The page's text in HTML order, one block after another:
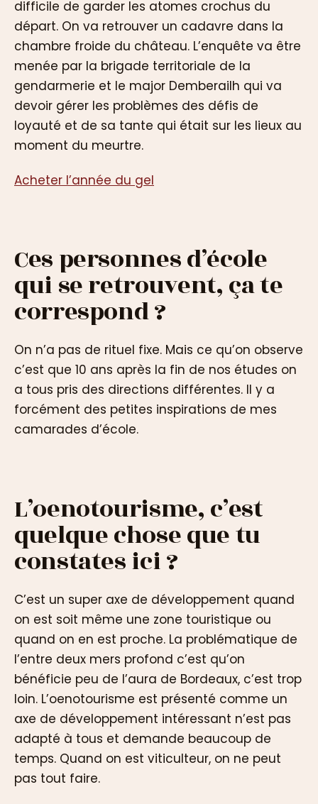
difficile de garder les atomes crochus du
départ. On va retrouver un cadavre dans la
chambre froide du château. L’enquête va être
menée par la brigade territoriale de la
gendarmerie et le major Demberailh qui va
devoir gérer les problèmes des défis de
loyauté et de sa tante qui était sur les lieux au
moment du meurtre.
Acheter l’année du gel
Ces personnes d’école
qui se retrouvent, ça te
correspond ?
On n’a pas de rituel fixe. Mais ce qu’on observe
c’est que 10 ans après la fin de nos études on
a tous pris des directions différentes. Il y a
forcément des petites inspirations de mes
camarades d’école.
L’oenotourisme, c’est
quelque chose que tu
constates ici ?
C’est un super axe de développement quand
on est soit même une zone touristique ou
quand on en est proche. La problématique de
l’entre deux mers profond c’est qu’on
bénéficie peu de l’aura de Bordeaux, c’est trop
loin. L’oenotourisme est présenté comme un
axe de développement intéressant n’est pas
adapté à tous et demande beaucoup de
temps. Quand on est viticulteur, on ne peut
pas tout faire.